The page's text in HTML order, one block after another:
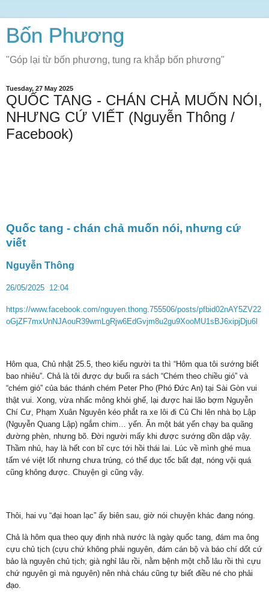
Bốn Phương
"Góp lại từ bốn phương, tung ra khắp bốn phương"
Tuesday, 27 May 2025
QUỐC TANG - CHÁN CHẢ MUỐN NÓI,
NHƯNG CỨ VIẾT (Nguyễn Thông /
Facebook)
Quốc tang - chán chả muốn nói, nhưng cứ
viết
Nguyễn Thông
26/05/2025 12:04
https://www.facebook.com/nguyen.thong.755506/posts/pfbid02nAY5ZV22
oGjZF7mxUnNJAouR39wmLgRjw6EdGvjm8u2gu9XooMU1sBJ6xipjDju6l
Hôm qua, Chủ nhật 25.5, theo kiểu người ta thì “Hôm qua tôi sướng biết
bao nhiêu”. Chả là tôi được dự buổi ra sách “Chém theo chiều gió” và
“chém gió” của bác thánh chém Peter Pho (Phó Đức An) tại Sài Gòn vui
thật vui. Xong, vừa nhấc mông khỏi ghế, lại được hai lão bợm Nguyễn
Chí Cư, Phạm Xuân Nguyên kéo phắt ra xe lôi đi Củ Chi lên nhà bọ Lập
(Nguyễn Quang Lập) ngắm chim… yến. Ăn một bát yến chạy ba quãng
đường phèn, nhưng bõ. Đời người mấy khi được sướng dồn dập vậy.
Thầm nhủ, hay là hết con bĩ cực tới hồi thái lai. Lúc về mình ghé mua
tấm vé việt lốt nhưng chưa trúng, có thể dục tốc bất đạt, nóng vội quá
cũng không được. Chuyện gì cũng vậy.
Thôi, hai vụ “đại hoan lạc” ấy biên sau, giờ nói chuyện khác đang nóng.
Chả là hôm qua theo quy định nhà nước là ngày quốc tang, đám ma ông
cựu chủ tịch (cựu chứ không phải nguyên, đám cán bộ và báo chí dốt cứ
bảo là nguyên chủ tịch; già nghỉ lâu rồi, nằm bệnh một chỗ lâu rồi thì cựu
chứ nguyên gì mà nguyên) nên nhà cháu cũng tự biết điều né cho phải
đạo.